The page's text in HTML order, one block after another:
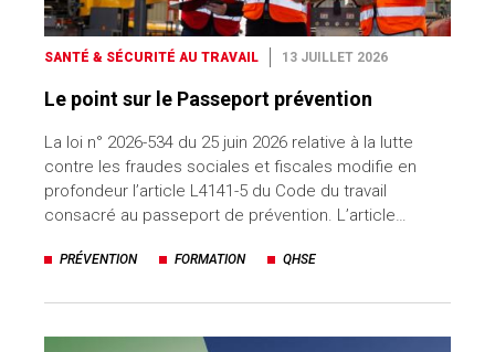
SANTÉ & SÉCURITÉ AU TRAVAIL 13 JUILLET 2026
Le point sur le Passeport prévention
La loi n° 2026-534 du 25 juin 2026 relative à la lutte
contre les fraudes sociales et fiscales modifie en
profondeur l’article L4141-5 du Code du travail
consacré au passeport de prévention. L’article…
PRÉVENTION FORMATION QHSE